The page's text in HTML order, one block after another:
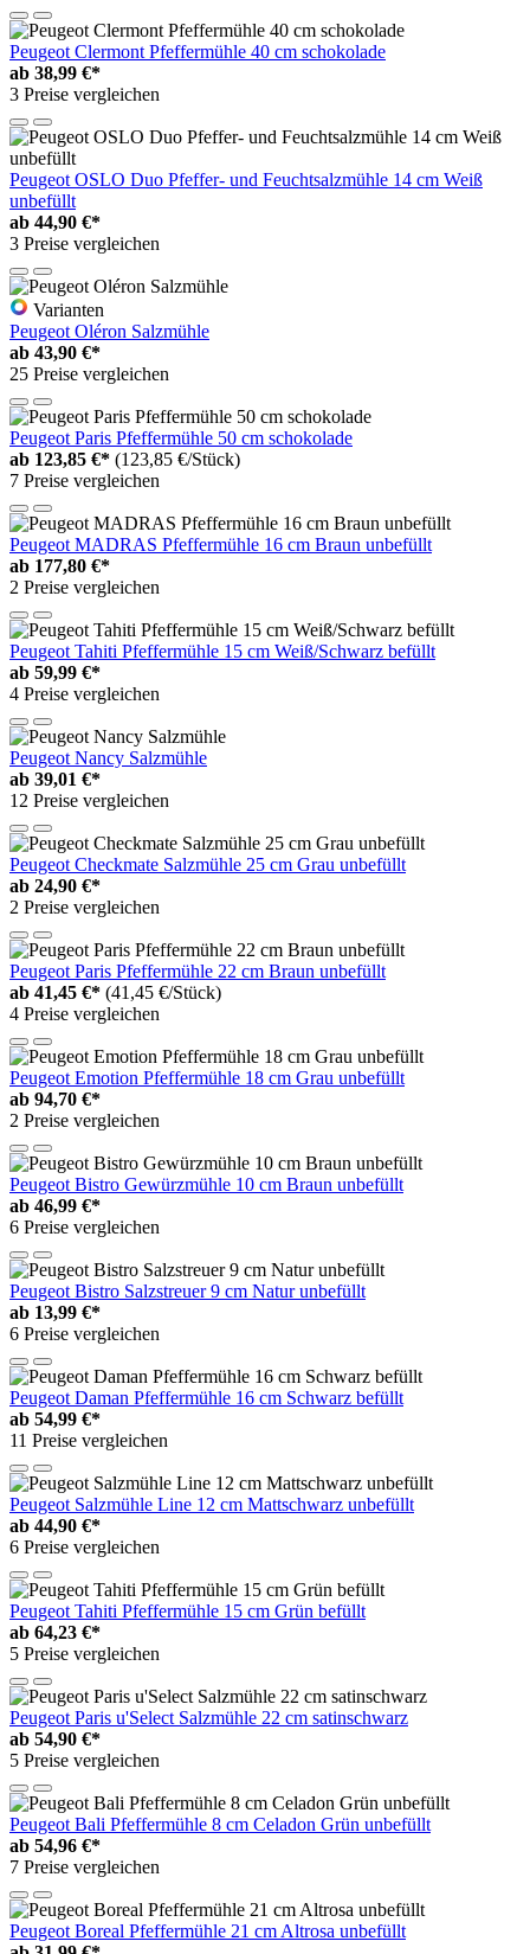
Peugeot Clermont Pfeffermühle 40 cm schokolade
ab 38,99 €*
3 Preise vergleichen
Peugeot OSLO Duo Pfeffer- und Feuchtsalzmühle 14 cm Weiß
unbefüllt
ab 44,90 €*
3 Preise vergleichen
Varianten
Peugeot Oléron Salzmühle
ab 43,90 €*
25 Preise vergleichen
Peugeot Paris Pfeffermühle 50 cm schokolade
ab 123,85 €* (123,85 €/Stück)
7 Preise vergleichen
Peugeot MADRAS Pfeffermühle 16 cm Braun unbefüllt
ab 177,80 €*
2 Preise vergleichen
Peugeot Tahiti Pfeffermühle 15 cm Weiß/Schwarz befüllt
ab 59,99 €*
4 Preise vergleichen
Peugeot Nancy Salzmühle
ab 39,01 €*
12 Preise vergleichen
Peugeot Checkmate Salzmühle 25 cm Grau unbefüllt
ab 24,90 €*
2 Preise vergleichen
Peugeot Paris Pfeffermühle 22 cm Braun unbefüllt
ab 41,45 €* (41,45 €/Stück)
4 Preise vergleichen
Peugeot Emotion Pfeffermühle 18 cm Grau unbefüllt
ab 94,70 €*
2 Preise vergleichen
Peugeot Bistro Gewürzmühle 10 cm Braun unbefüllt
ab 46,99 €*
6 Preise vergleichen
Peugeot Bistro Salzstreuer 9 cm Natur unbefüllt
ab 13,99 €*
6 Preise vergleichen
Peugeot Daman Pfeffermühle 16 cm Schwarz befüllt
ab 54,99 €*
11 Preise vergleichen
Peugeot Salzmühle Line 12 cm Mattschwarz unbefüllt
ab 44,90 €*
6 Preise vergleichen
Peugeot Tahiti Pfeffermühle 15 cm Grün befüllt
ab 64,23 €*
5 Preise vergleichen
Peugeot Paris u'Select Salzmühle 22 cm satinschwarz
ab 54,90 €*
5 Preise vergleichen
Peugeot Bali Pfeffermühle 8 cm Celadon Grün unbefüllt
ab 54,96 €*
7 Preise vergleichen
Peugeot Boreal Pfeffermühle 21 cm Altrosa unbefüllt